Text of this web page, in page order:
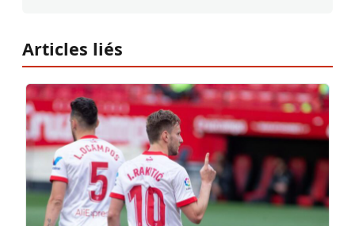
Articles liés